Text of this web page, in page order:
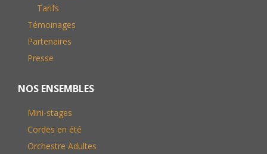
Tarifs
Témoinages
Partenaires
Presse
NOS ENSEMBLES
Mini-stages
Cordes en été
Orchestre Adultes